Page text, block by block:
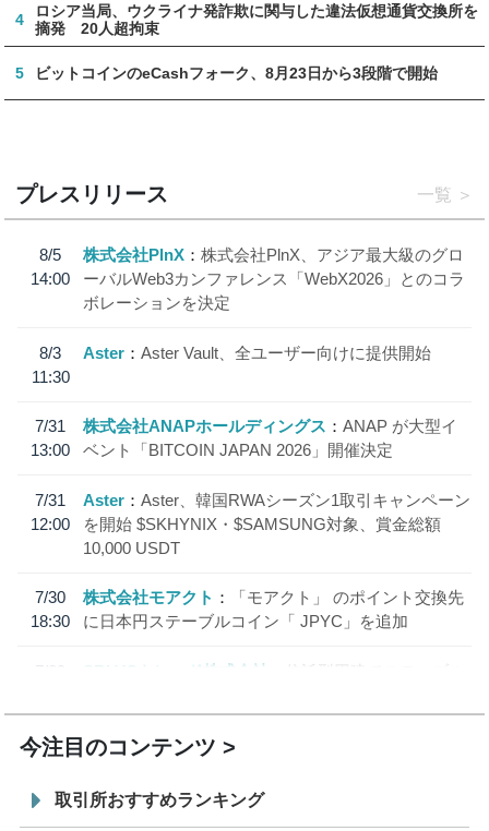
4
ロシア当局、ウクライナ発詐欺に関与した違法仮想通貨交換所を
摘発 20人超拘束
5 ビットコインのeCashフォーク、8月23日から3段階で開始
プレスリリース 一覧
8/5
14:00
株式会社PlnX
株式会社PlnX、アジア最大級のグロ
ーバルWeb3カンファレンス「WebX2026」とのコラ
ボレーションを決定
8/3
11:30
Aster Aster Vault、全ユーザー向けに提供開始
7/31
13:00
株式会社ANAPホールディングス
ANAP が大型イ
ベント「BITCOIN JAPAN 2026」開催決定
7/31
12:00
Aster
Aster、韓国RWAシーズン1取引キャンペーン
を開始 $SKHYNIX・$SAMSUNG対象、賞金総額
10,000 USDT
7/30
18:30
株式会社モアクト
「モアクト」 のポイント交換先
に日本円ステーブルコイン「 JPYC」を追加
7/29
SBI VCトレード株式会社
信託型円建てステーブル
今注目のコンテンツ
取引所おすすめランキング